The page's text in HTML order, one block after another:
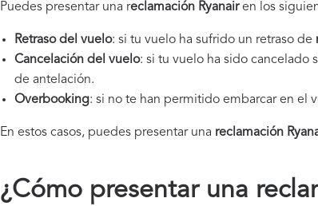
Puedes presentar una reclamación Ryanairen los
Retraso del vuelo: si tu vuelo ha sufrido un retraso de
Cancelación del vuelo: si tu vuelo ha sido cancelado
de antelación.
Overbooking: si no te han permitido embarcar en el
En estos casos, puedes presentar una reclamación
¿Cómo presentar una